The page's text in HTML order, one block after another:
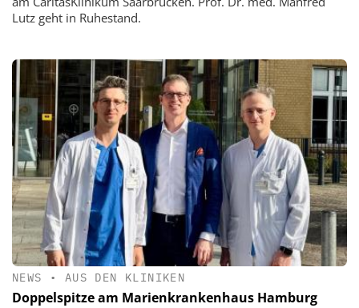
Lutz geht in Ruhestand.
NEWS • AUS DEN KLINIKEN
Doppelspitze am Marienkrankenhaus Hamburg